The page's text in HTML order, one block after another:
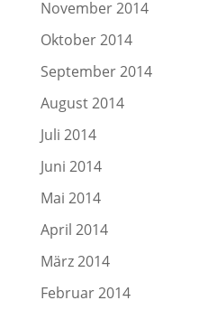
November 2014
Oktober 2014
September 2014
August 2014
Juli 2014
Juni 2014
Mai 2014
April 2014
März 2014
Februar 2014